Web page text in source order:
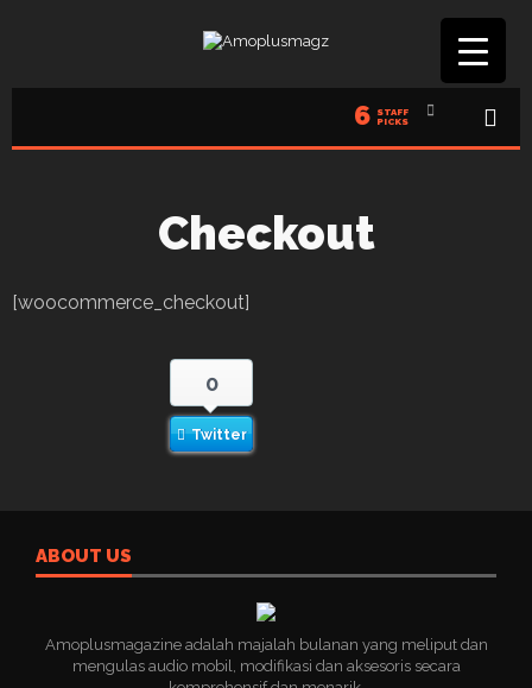
6 STAFF
PICKS
Checkout
[woocommerce_checkout]
0
Twitter
ABOUT US
Amoplusmagazine adalah majalah bulanan yang meliput dan
mengulas audio mobil, modifikasi dan aksesoris secara